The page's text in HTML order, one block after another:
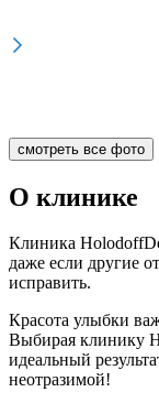
смотреть все фото
О клинике
Клиника
даже если другие
исправить.
Красота улыбки
Выбирая клинику
идеальный
неотразимой!